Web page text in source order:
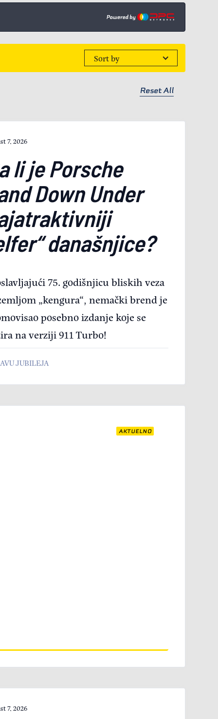
Sort by
Reset All
7, 2026
li je Porsche
Down Under
današnjice?
75. godišnjicu bliskih veza
„kengura“, nemački brend je
posebno izdanje koje se
na verziji 911 Turbo!
JUBILEJA
AKTUELNO
7, 2026